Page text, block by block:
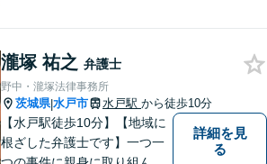
歩を踏み出しましょう。お気
軽にお問い合わせください。
瀧塚 祐之 弁護士
野中・瀧塚法律事務所
茨城県|水戸市 水戸駅 から徒歩10分
【水戸駅徒歩10分】【地域に
根ざした弁護士です】一つ一
詳細を見
る